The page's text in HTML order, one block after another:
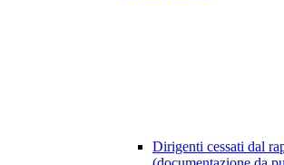
Dirigenti cessati dal